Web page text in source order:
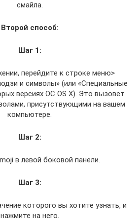
смайла.
Второй способ:
Шаг 1:
перейдите к строке меню>
и символы» (или «Специальные
версиях ОС OS X). Это вызовет
присутствующими на вашем
компьютере.
Шаг 2:
в левой боковой панели.
Шаг 3:
которого вы хотите узнать, и
нажмите на него.